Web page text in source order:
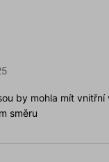
by mohla mít
směru